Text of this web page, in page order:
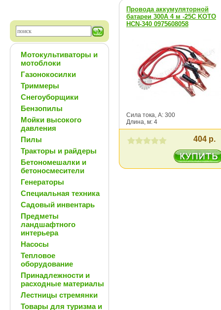
Мотокультиваторы и
мотоблоки
Газонокосилки
Триммеры
Снегоуборщики
Бензопилы
Мойки высокого
давления
Пилы
Тракторы и райдеры
Бетономешалки и
бетоносмесители
Генераторы
Специальная техника
Садовый инвентарь
Предметы
ландшафтного
интерьера
Насосы
Тепловое
оборудование
Принадлежности и
расходные материалы
Лестницы стремянки
Товары для туризма и
Провода аккумуляторной
батареи 300А 4 м -25C KOTO
HCN-340 0975608058
Сила тока, А: 300
Длина, м: 4
404 р.